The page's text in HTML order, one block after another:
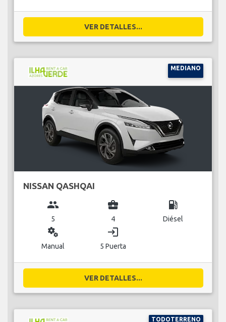
VER DETALLES...
MEDIANO
NISSAN QASHQAI
group
5
business_center
4
local_gas_station
Diésel
miscellaneous_services
Manual
login
5 Puerta
VER DETALLES...
TODOTERRENO